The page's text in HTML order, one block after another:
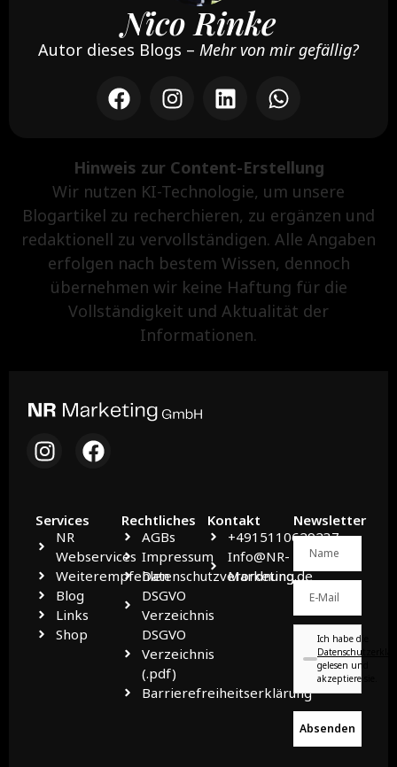
Nico Rinke
Autor dieses Blogs – Mehr von mir gefällig?
Hinweis zur Content-Erstellung
Wir nutzen KI-Technologie, um unsere
Blogartikel zu recherchieren, zu ergänzen und
redaktionell zu vervollständigen. Alle Angaben
erfolgen nach bestem Wissen, dennoch
übernehmen wir keine Haftung für die
Vollständigkeit und Aktualität der
Informationen.
Services
NR
Webservices
Weiterempfehlen
Blog
Links
Shop
Rechtliches
AGBs
Impressum
Datenschutzverordnung
DSGVO
Verzeichnis
DSGVO
Verzeichnis
(.pdf)
Barrierefreiheitserklärung
Kontakt
+4915110629237
Info@NR-
Marketing.de
Newsletter
Ich habe die
gelesen und
akzeptiere sie.
Absenden